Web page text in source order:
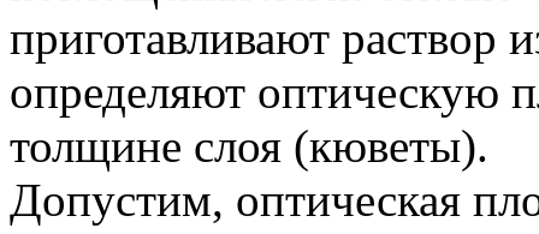
приготавливают раствор
определяют оптическую
толщине слоя (кюветы).
Допустим, оптическая